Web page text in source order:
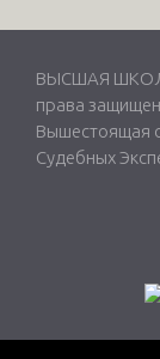
ВЫСШАЯ
права
Вышестоящая
Судебных